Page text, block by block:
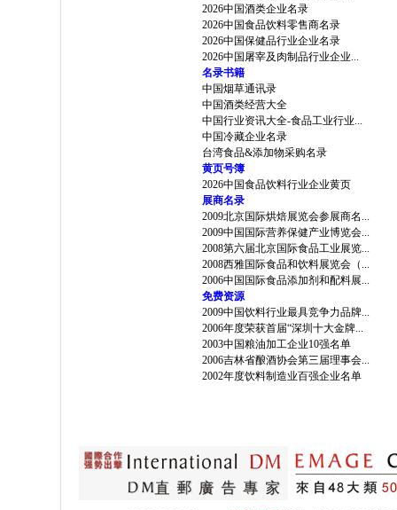
2026中国酒类企业名录
2026中国食品饮料零售商名录
2026中国保健品行业企业名录
2026中国屠宰及肉制品行业企业...
名录书籍
中国烟草通讯录
中国酒类经营大全
中国行业资讯大全-食品工业行业...
中国冷藏企业名录
台湾食品&添加物采购名录
黄页号簿
2026中国食品饮料行业企业黄页
展商名录
2009北京国际烘焙展览会参展商名...
2009中国国际营养保健产业博览会...
2008第六届北京国际食品工业展览...
2008西雅国际食品和饮料展览会（...
2006中国国际食品添加剂和配料展...
免费资源
2009中国饮料行业最具竞争力品牌...
2006年度荣获首届“深圳十大金牌...
2003中国粮油加工企业10强名单
2006吉林省酿酒协会第三届理事会...
2002年度饮料制造业百强企业名单